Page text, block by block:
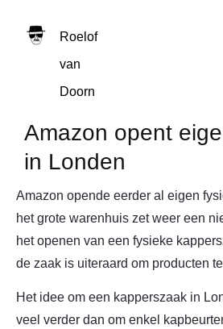
Roelof
van
Doorn
Amazon opent
in Londen
Amazon opende eerder al eigen
het grote warenhuis zet weer een
het openen van een fysieke
de zaak is uiteraard om producten
Het idee om een kapperszaak in
veel verder dan om enkel